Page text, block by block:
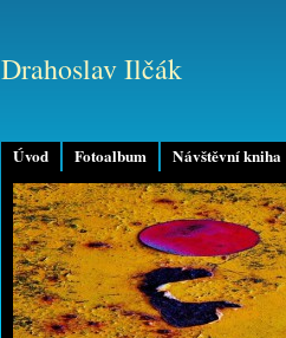
Úvod Fotoalbum Návštěvní kniha
Drahoslav Ilčák